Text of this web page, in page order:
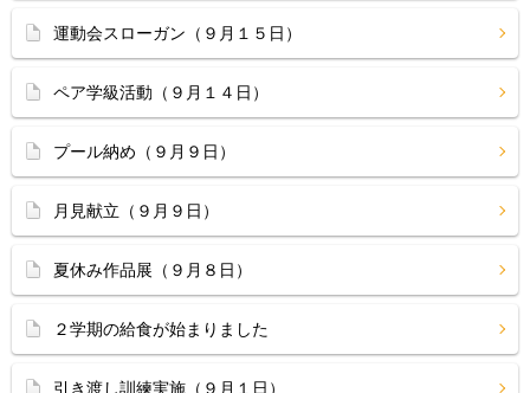
運動会スローガン（９月１５日）
ペア学級活動（９月１４日）
プール納め（９月９日）
月見献立（９月９日）
夏休み作品展（９月８日）
２学期の給食が始まりました
引き渡し訓練実施（９月１日）